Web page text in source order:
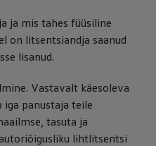
ja mis tahes füüsiline
on litsentsiandja saanud
lisanud.
Vastavalt käesoleva
panustaja teile
tasuta ja
lihtlitsentsi